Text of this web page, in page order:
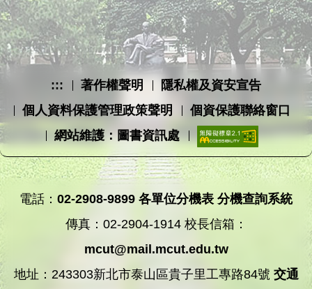
::: 著作權聲明
隱私權及資安宣告
個人資料保護管理政策聲明
個資保護聯絡窗口
網站維護：圖書資訊處
電話： 02-2908-9899 各單位分機表 分機查詢系統
傳真：02-2904-1914 校長信箱：
mcut@mail.mcut.edu.tw
地址：243303新北市泰山區貴子里工專路84號 交通